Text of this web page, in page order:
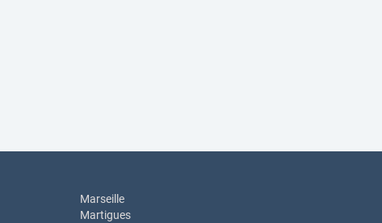
Marseille
Martigues